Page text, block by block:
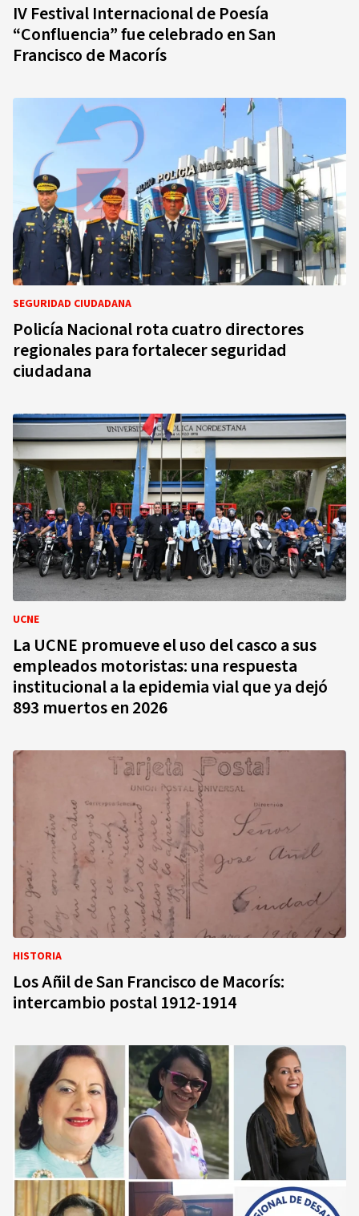
IV Festival Internacional de Poesía
“Confluencia” fue celebrado en San
Francisco de Macorís
SEGURIDAD CIUDADANA
Policía Nacional rota cuatro directores
regionales para fortalecer seguridad
ciudadana
UCNE
La UCNE promueve el uso del casco a sus
empleados motoristas: una respuesta
institucional a la epidemia vial que ya dejó
893 muertos en 2026
HISTORIA
Los Añil de San Francisco de Macorís:
intercambio postal 1912-1914